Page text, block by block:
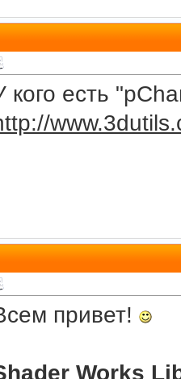
кого есть
привет!
Works